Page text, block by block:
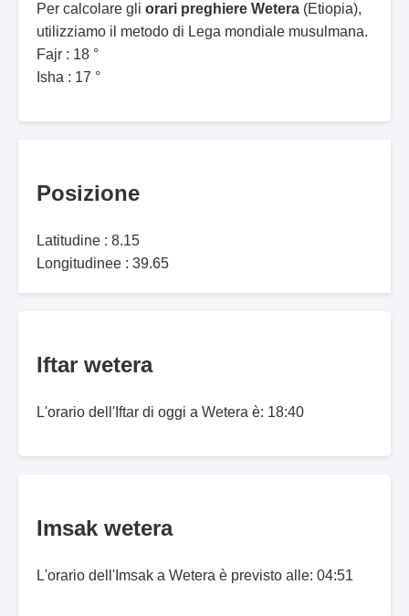
Per calcolare gli orari preghiere Wetera (Etiopia),
utilizziamo il metodo di Lega mondiale musulmana.
Fajr : 18 °
Isha : 17 °
Posizione
Latitudine : 8.15
Longitudinee : 39.65
Iftar wetera
L'orario dell'Iftar di oggi a Wetera è: 18:40
Imsak wetera
L'orario dell'Imsak a Wetera è previsto alle: 04:51